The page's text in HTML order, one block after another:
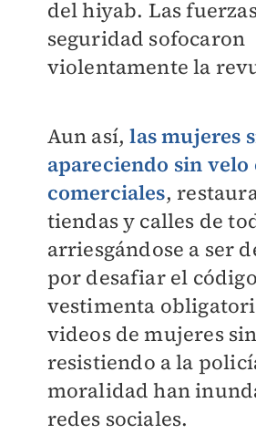
del hiyab. Las
seguridad sofocaron
violentamente la
Aun así,las mujeres
apareciendo sin velo
comerciales,
tiendas y calles de
arriesgándose a ser
por desafiar el
vestimenta
videos de mujeres
resistiendo a la
moralidad han
redes sociales.